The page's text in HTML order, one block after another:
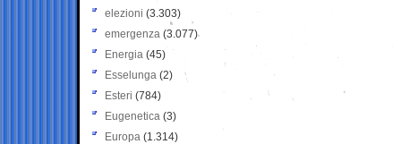
elezioni (3.303)
emergenza (3.077)
Energia (45)
Esselunga (2)
Esteri (784)
Eugenetica (3)
Europa (1.314)